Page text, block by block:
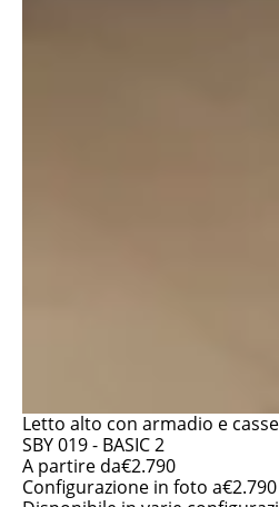
Letto alto con armadio e
SBY 019 - BASIC 2
A partire da€2.790
Configurazione in foto a€2.790